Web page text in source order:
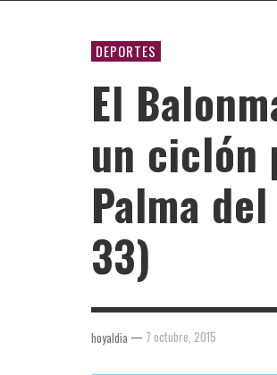
DEPORTES
El
un ciclón
Palma
33)
hoyaldia — 7 octubre, 2015